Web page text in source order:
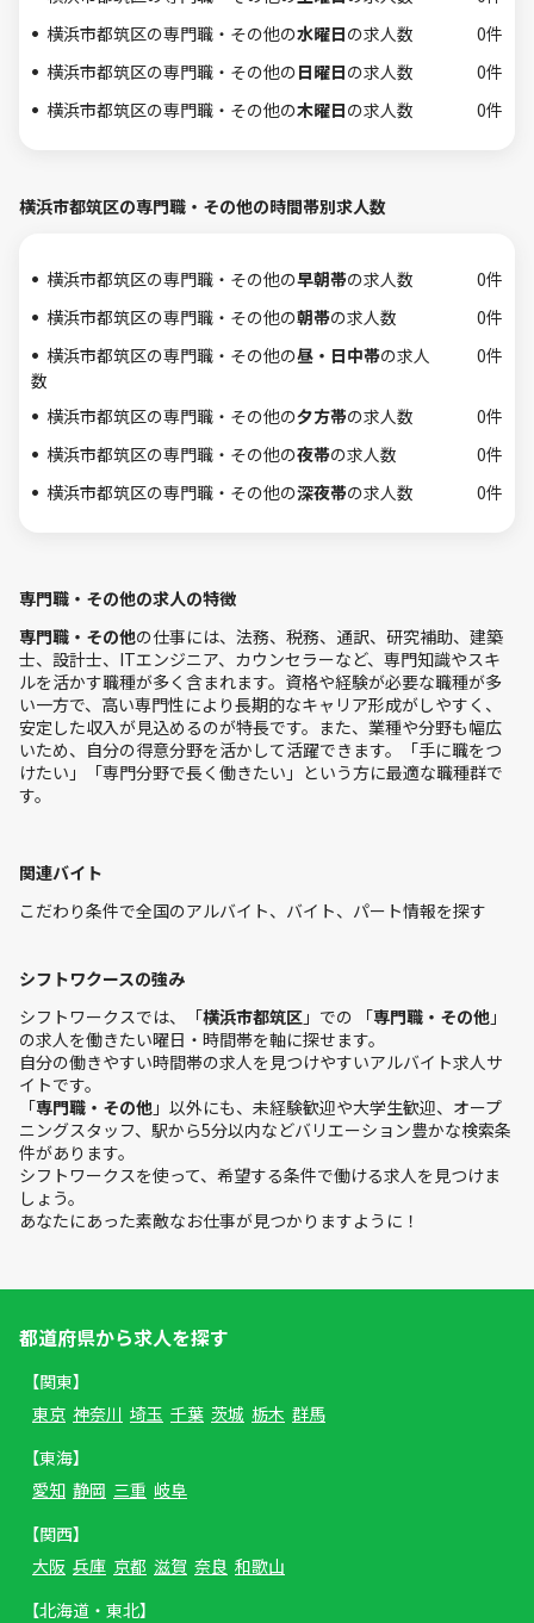
横浜市都筑区の専門職・その他の水曜日の求人数
0件
横浜市都筑区の専門職・その他の日曜日の求人数
0件
横浜市都筑区の専門職・その他の木曜日の求人数 0件
横浜市都筑区の専門職・その他の時間帯別求人数
横浜市都筑区の専門職・その他の早朝帯の求人数
0件
横浜市都筑区の専門職・その他の朝帯の求人数
0件
横浜市都筑区の専門職・その他の昼・日中帯の求人
数
0件
横浜市都筑区の専門職・その他の夕方帯の求人数
0件
横浜市都筑区の専門職・その他の夜帯の求人数
0件
横浜市都筑区の専門職・その他の深夜帯の求人数 0件
専門職・その他の求人の特徴
専門職・その他の仕事には、法務、税務、通訳、研究補助、建築
士、設計士、ITエンジニア、カウンセラーなど、専門知識やスキ
ルを活かす職種が多く含まれます。資格や経験が必要な職種が多
い一方で、高い専門性により長期的なキャリア形成がしやすく、
安定した収入が見込めるのが特長です。また、業種や分野も幅広
いため、自分の得意分野を活かして活躍できます。「手に職をつ
けたい」「専門分野で長く働きたい」という方に最適な職種群で
す。
関連バイト
こだわり条件で全国のアルバイト、バイト、パート情報を探す
シフトワクースの強み
シフトワークスでは、「横浜市都筑区 」での 「専門職・その他 」
の求人を働きたい曜日・時間帯を軸に探せます。
自分の働きやすい時間帯の求人を見つけやすいアルバイト求人サ
イトです。
「専門職・その他 」以外にも、未経験歓迎や大学生歓迎、オープ
ニングスタッフ、駅から5分以内などバリエーション豊かな検索条
件があります。
シフトワークスを使って、希望する条件で働ける求人を見つけま
しょう。
あなたにあった素敵なお仕事が見つかりますように！
都道府県から求人を探す
【関東】
東京 神奈川 埼玉 千葉 茨城 栃木 群馬
【東海】
愛知 静岡 三重 岐阜
【関西】
大阪 兵庫 京都 滋賀 奈良 和歌山
【北海道・東北】